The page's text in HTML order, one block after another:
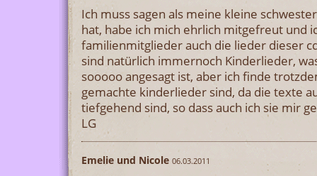
Ich muss sagen als meine kleine
hat, habe ich mich ehrlich mitgefreut und
familienmitglieder auch die lieder dieser
sind natürlich immernoch Kinderlieder,
sooooo angesagt ist, aber ich finde
gemachte kinderlieder sind, da die texte
tiefgehend sind, so dass auch ich sie mir
LG
Emelie und Nicole 06.03.2011